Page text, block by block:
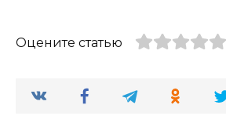
Оцените статью